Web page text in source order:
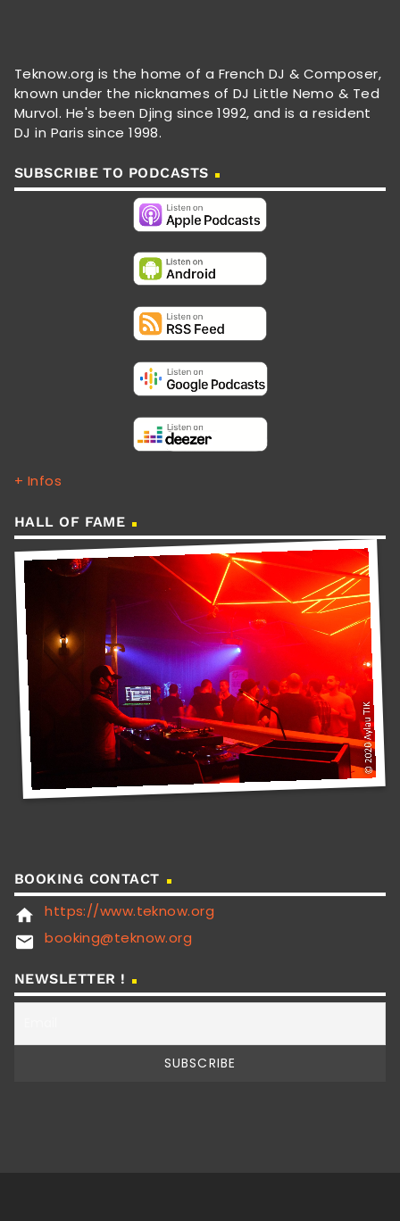
Teknow.org is the home of a French DJ & Composer,
known under the nicknames of DJ Little Nemo & Ted
Murvol. He's been Djing since 1992, and is a resident
DJ in Paris since 1998.
SUBSCRIBE TO PODCASTS
+ Infos
HALL OF FAME
BOOKING CONTACT
home https://www.teknow.org
email booking@teknow.org
NEWSLETTER !